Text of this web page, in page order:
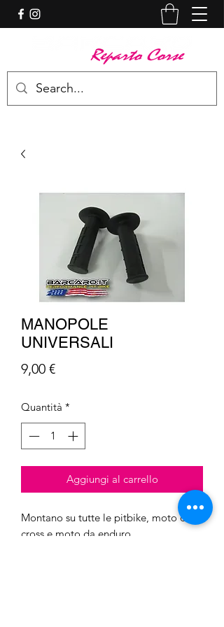
MANOPOLE
UNIVERSALI
9,00 €Prezzo
Quantità *
Aggiungi al carrello
Montano su tutte le pitbike, moto da
cross e moto da enduro.